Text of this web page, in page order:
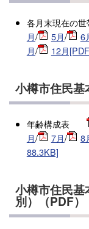
各月末現在の
月/ 5月/ 6
月/ 12月
小樽市住民基
年齢構成表
月/ 7月/ 8
88.3KB]
小樽市住民基
別）（PDF）